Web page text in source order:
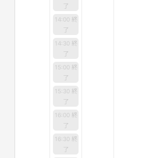
了
14:00 終
了
14:30 終
了
15:00 終
了
15:30 終
了
16:00 終
了
16:30 終
了